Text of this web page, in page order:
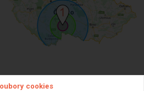
cookies